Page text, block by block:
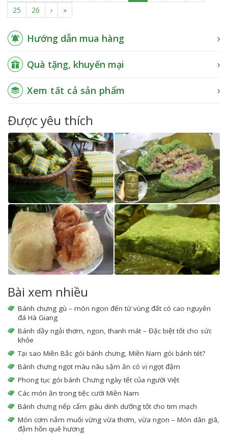
25
26 › »
Hướng dẫn mua hàng
Quà tặng, khuyến mại
Xem tất cả sản phẩm
Được yêu thích
Bài xem nhiều
Bánh chưng gù – món ngon đến từ vùng đất có cao nguyên
đá Hà Giang
Bánh dầy ngải thơm, ngon, thanh mát – Đặc biệt tốt cho sức
khỏe
Tại sao Miền Bắc gói bánh chưng, Miền Nam gói bánh tét?
Bánh chưng ngọt màu nâu sậm ăn có vị ngọt đậm
Phong tục gói bánh Chưng ngày tết của người Việt
Các món ăn trong tiệc cưới Miền Nam
Bánh chưng nếp cẩm giàu dinh dưỡng tốt cho tim mạch
Món cơm nắm muối vừng vừa thơm, vừa ngon – Món dân giã,
đậm hồn quê hương